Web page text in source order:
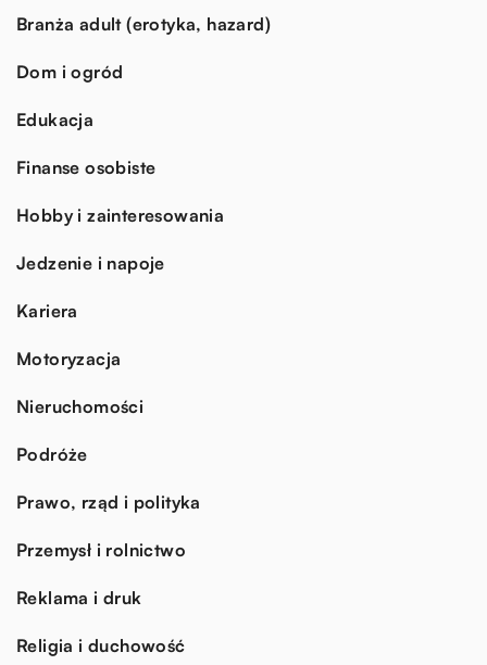
Branża adult (erotyka, hazard)
Dom i ogród
Edukacja
Finanse osobiste
Hobby i zainteresowania
Jedzenie i napoje
Kariera
Motoryzacja
Nieruchomości
Podróże
Prawo, rząd i polityka
Przemysł i rolnictwo
Reklama i druk
Religia i duchowość